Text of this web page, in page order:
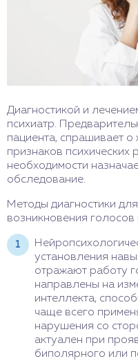
Диагностикой и
психиатр.
пациента, спрашивает
признаков психических
необходимости
обследование.
Методы диагностики
возникновения голосов
установления
отражают работу
направлены на
интеллекта,
чаще всего
нарушения со
актуален при
биполярного или